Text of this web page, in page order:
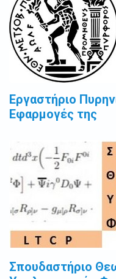
Εργαστήριο
Εφαρμογές της
Σπουδαστήριο